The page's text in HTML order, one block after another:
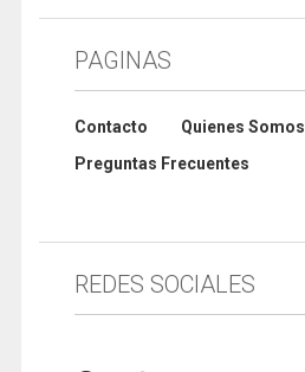
PAGINAS
Contacto
Quienes Somos
Preguntas Frecuentes
REDES SOCIALES